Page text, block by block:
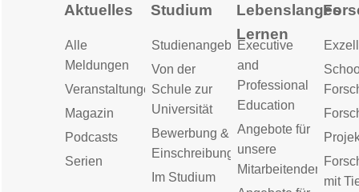
Aktuelles
Alle
Meldungen
Veranstaltungen
Magazin
Podcasts
Serien
Studium
Studienangebot
Von der
Schule zur
Universität
Bewerbung &
Einschreibung
Im Studium
Lebenslanges
Lernen
Executive
and
Professional
Education
Angebote für
unsere
Mitarbeitenden
mit